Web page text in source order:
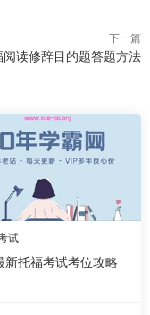
下一篇
阅读修辞目的题答题方法
试
新托福考试考位攻略